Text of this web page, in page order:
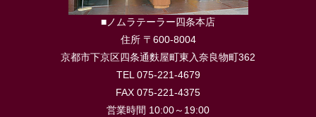
■ノムラテーラー四条本店
住所 〒600-8004
京都市下京区四条通麩屋町東入奈良物町362
TEL 075-221-4679
FAX 075-221-4375
営業時間 10:00～19:00